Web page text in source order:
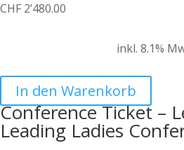
CHF 2’480.00
inkl. 8.1%
In den Warenkorb
Conference Ticket –
Leading Ladies